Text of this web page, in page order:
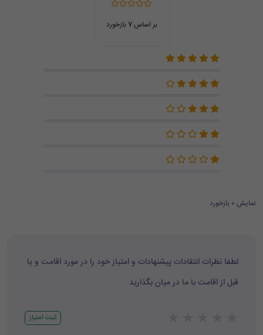
بر اساس 7 بازخورد
نمایش 0 بازخورد
لطفا نظرات انتقادات پیشنهادات و امتیاز خود را در مورد اقامت و یا
قبل از اقامت با ما در میان بگذارید
ثبت امتیاز